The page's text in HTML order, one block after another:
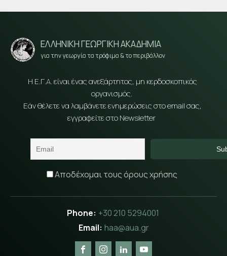
ΕΛΛΗΝΙΚΗ ΓΕΩΡΓΙΚΗ ΑΚΑΔΗΜΙΑ
για την γεωργία τα τρόφιμα & το περιβάλλον
Η Ε.Γ.Α. είναι ένας ανεξάρτητος, μη κερδοσκοπικός
οργανισμός.
Εάν θέλετε να λαμβάνετε ενημερώσεις στο email σας,
εγγραφείτε στο Newsletter
Αποδέχομαι τους όρους χρήσης
+30 210 5294001
haa@aua.gr